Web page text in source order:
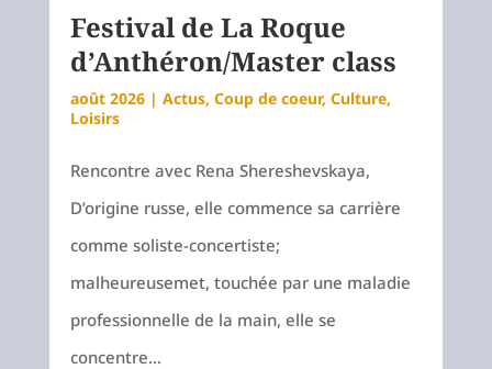
Festival de La Roque
d’Anthéron/Master class
août 2026| Actus, Coup de coeur, Culture,
Loisirs
Rencontre avec Rena Shereshevskaya,
D’origine russe, elle commence sa carrière
comme soliste-concertiste;
malheureusemet, touchée par une maladie
professionnelle de la main, elle se
concentre...